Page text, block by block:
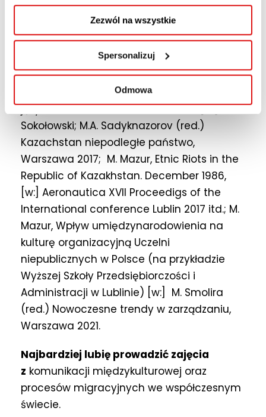
Zezwól na wszystkie
Spersonalizuj
Odmowa
polityką migracyjną i azylową UE. Jest
autorką monografii pt. „Polityka
Narodowościowa Kazachstanu (1991-
2007)” (wydawnictwo Adam Marszałek,
Toruń 2013) oraz licznych artykułów
naukowych, m. in.: M. Mazur, Polityka
językowa Kazachstanu (1991-2007, [w:] W.
Sokołowski; M.A. Sadyknazorov (red.)
Kazachstan niepodległe państwo,
Warszawa 2017; M. Mazur, Etnic Riots in the
Republic of Kazakhstan. December 1986,
[w:] Aeronautica XVII Proceedigs of the
International conference Lublin 2017 itd.; M.
Mazur, Wpływ umiędzynarodowienia na
kulturę organizacyjną Uczelni
niepublicznych w Polsce (na przykładzie
Wyższej Szkoły Przedsiębiorczości i
Administracji w Lublinie) [w:] M. Smolira
(red.) Nowoczesne trendy w zarządzaniu,
Warszawa 2021.
Najbardziej lubię prowadzić zajęcia
z komunikacji międzykulturowej oraz
procesów migracyjnych we współczesnym
świecie.